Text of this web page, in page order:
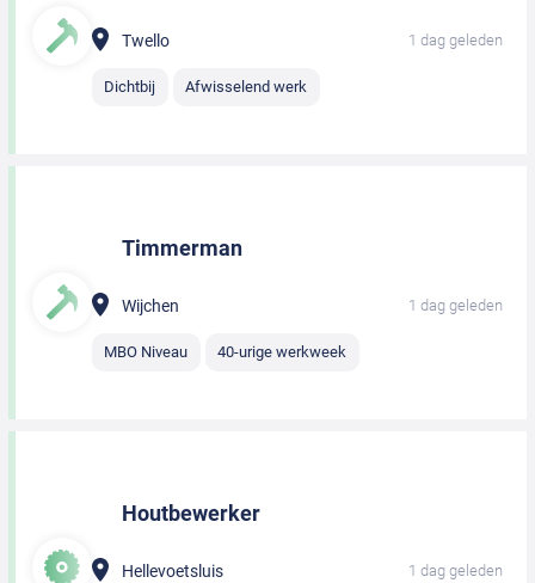
Twello 1 dag geleden
Dichtbij Afwisselend werk
Timmerman
Wijchen 1 dag geleden
MBO Niveau 40-urige werkweek
Houtbewerker
Hellevoetsluis 1 dag geleden